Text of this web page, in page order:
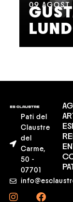
09 AGOST
Pati del
Claustre
del
Carme,
50 -
07701